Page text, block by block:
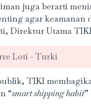
juga berarti
agar
Direktur Utama
Loti - Turki
TIKI
“smart shipping habit”